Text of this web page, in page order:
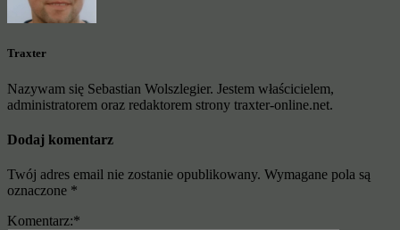
Traxter
Nazywam się Sebastian Wolszlegier. Jestem właścicielem,
administratorem oraz redaktorem strony traxter-online.net.
Dodaj komentarz
Twój adres email nie zostanie opublikowany. Wymagane pola są
oznaczone *
Komentarz:*